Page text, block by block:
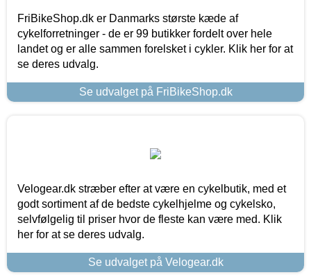
FriBikeShop.dk er Danmarks største kæde af
cykelforretninger - de er 99 butikker fordelt over hele
landet og er alle sammen forelsket i cykler. Klik her for at
se deres udvalg.
Se udvalget på FriBikeShop.dk
Velogear.dk stræber efter at være en cykelbutik, med et
godt sortiment af de bedste cykelhjelme og cykelsko,
selvfølgelig til priser hvor de fleste kan være med. Klik
her for at se deres udvalg.
Se udvalget på Velogear.dk